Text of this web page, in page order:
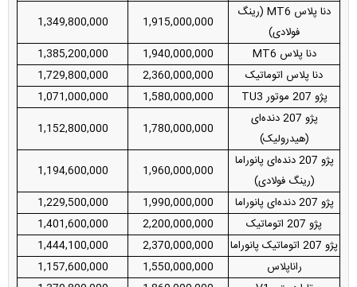
دنا پلاس MT6 (رینگ
فولادی)
1,915,000,000
1,349,800,000
دنا پلاس MT6
1,940,000,000
1,385,200,000
دنا پلاس اتوماتیک
2,360,000,000
1,729,800,000
پژو 207 موتور TU3
1,580,000,000
1,071,000,000
پژو 207 دنده‌ای
(هیدرولیک)
1,780,000,000
1,152,800,000
پژو 207 دنده‌ای پانوراما
(رینگ فولادی)
1,960,000,000
1,194,600,000
پژو 207 دنده‌ای پانوراما
1,990,000,000
1,229,500,000
پژو 207 اتوماتیک
2,200,000,000
1,401,600,000
پژو 207 اتوماتیک پانوراما
2,370,000,000
1,444,100,000
راناپلاس
1,550,000,000
1,157,600,000